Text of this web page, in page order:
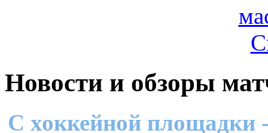
Новости и обзоры
C хоккейной площадки